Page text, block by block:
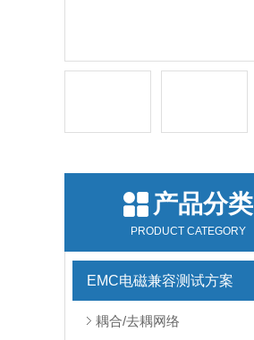
产品分类
PRODUCT CATEGORY
EMC电磁兼容测试方案
耦合/去耦网络